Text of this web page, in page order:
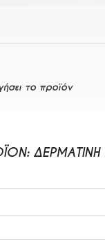
το προϊόν